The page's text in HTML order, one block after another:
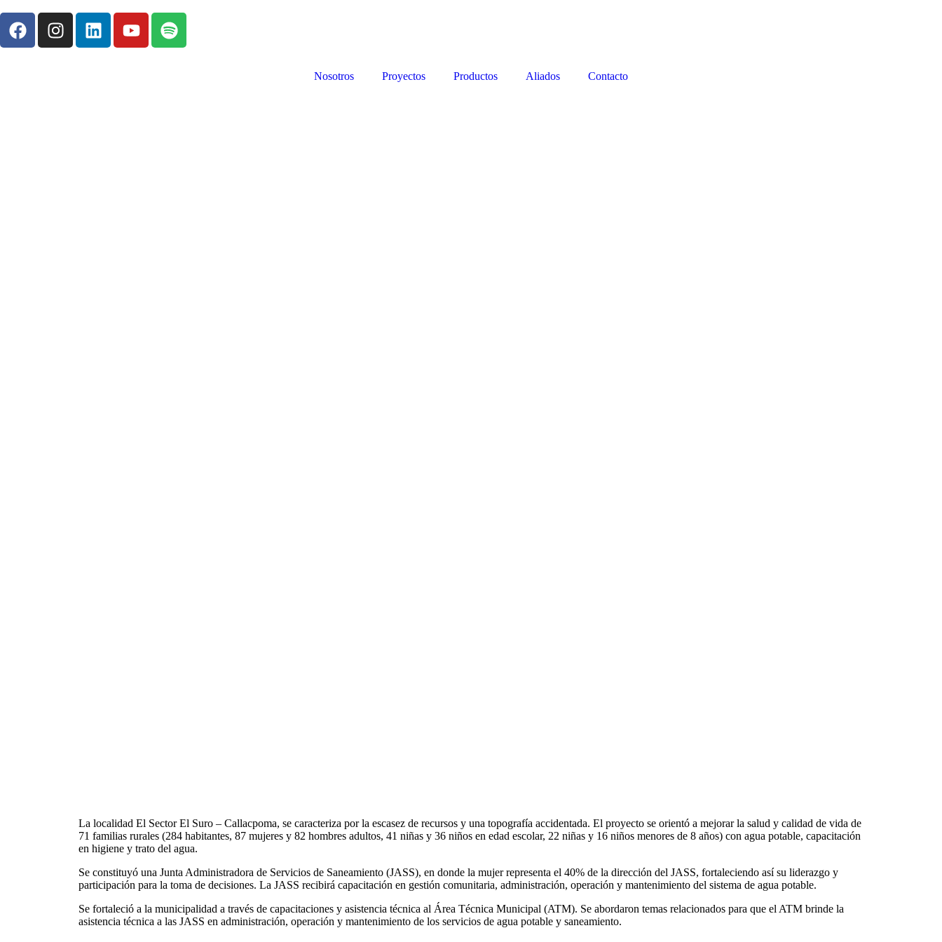
Nosotros Proyectos Productos Aliados Contacto
La localidad El Sector El Suro – Callacpoma, se caracteriza por la escasez de recursos y una topografía accidentada. El proyecto se orientó a mejorar la salud y calidad de vida de
71 familias rurales (284 habitantes, 87 mujeres y 82 hombres adultos, 41 niñas y 36 niños en edad escolar, 22 niñas y 16 niños menores de 8 años) con agua potable, capacitación
en higiene y trato del agua.
Se constituyó una Junta Administradora de Servicios de Saneamiento (JASS), en donde la mujer representa el 40% de la dirección del JASS, fortaleciendo así su liderazgo y
participación para la toma de decisiones. La JASS recibirá capacitación en gestión comunitaria, administración, operación y mantenimiento del sistema de agua potable.
Se fortaleció a la municipalidad a través de capacitaciones y asistencia técnica al Área Técnica Municipal (ATM). Se abordaron temas relacionados para que el ATM brinde la
asistencia técnica a las JASS en administración, operación y mantenimiento de los servicios de agua potable y saneamiento.